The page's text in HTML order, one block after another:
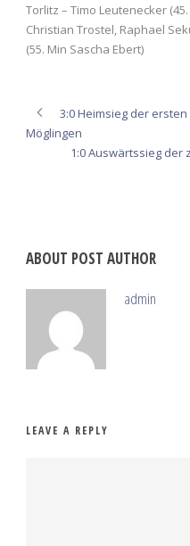
Torlitz – Timo Leutenecker
Christian Trostel, Raphael
(55. Min Sascha Ebert)
3:0 Heimsieg der
Möglingen
1:0 Auswärtssieg der
ABOUT POST AUTHOR
admin
LEAVE A REPLY